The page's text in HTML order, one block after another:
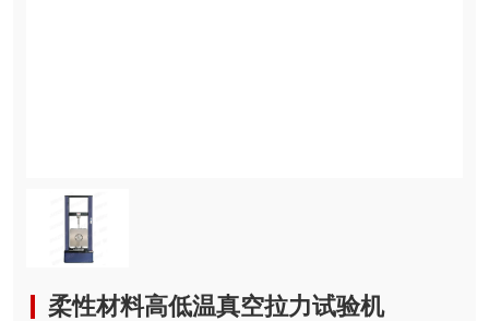
柔性材料高低温真空拉力试验机